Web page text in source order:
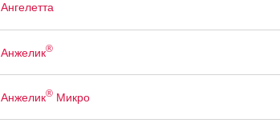
Ангелетта
Анжелик®
Анжелик®Микро